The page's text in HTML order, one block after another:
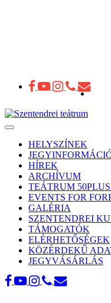
Toggle
navigationHELYSZÍNEK
HÍREK
ARCHÍVUM
TEÁTRUM
EVENTS FOR
GALÉRIA
SZENTENDREI
TÁMOGATÓK
ELÉRHETŐSÉGEK
KÖZÉRDEKŰ
JEGYVÁSÁRLÁS